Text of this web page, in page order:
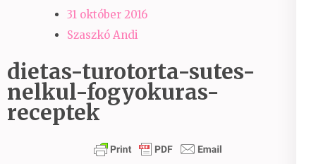
31 október 2016
Szaszkó Andi
dietas-turotorta-sutes-
nelkul-fogyokuras-
receptek